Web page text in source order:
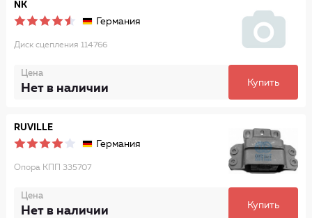
NK
Германия
Диск сцепления 114766
Цена
Нет в наличии Купить
RUVILLE
Германия
Опора КПП 335707
Цена
Нет в наличии Купить